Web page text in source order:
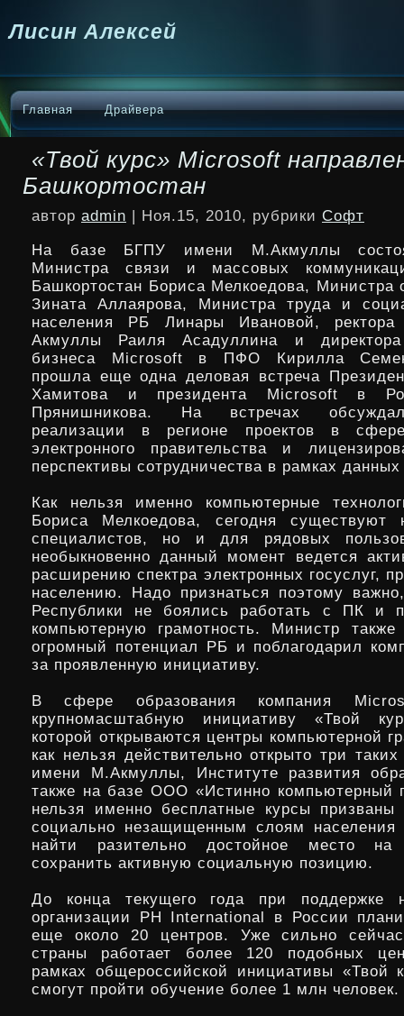
Лисин Алексей
Главная Драйвера
«Твой курс» Microsoft
Башкортостан
автор admin | Ноя.15, 2010, рубрики Софт
На базе БГПУ имени М.Акмуллы
Министра связи и массовых
Башкортостан Бориса Мелкоедова, Министра
Зината Аллаярова, Министра труда и
населения РБ Линары Ивановой,
Акмуллы Раиля Асадуллина и
бизнеса Microsoft в ПФО Кирилла
прошла еще одна деловая встреча
Хамитова и президента Microsoft в
Прянишникова. На встречах
реализации в регионе проектов в
электронного правительства и
перспективы сотрудничества в рамках
Как нельзя именно компьютерные
Бориса Мелкоедова, сегодня существуют
специалистов, но и для рядовых
необыкновенно данный момент ведется
расширению спектра электронных госуслуг,
населению. Надо признаться поэтому
Республики не боялись работать с ПК и
компьютерную грамотность. Министр
огромный потенциал РБ и поблагодарил
за проявленную инициативу.
В сфере образования компания
крупномасштабную инициативу «Твой
которой открываются центры компьютерной
как нельзя действительно открыто три
имени М.Акмуллы, Институте развития
также на базе ООО «Истинно компьютерный
нельзя именно бесплатные курсы
социально незащищенным слоям
найти разительно достойное место
сохранить активную социальную позицию.
До конца текущего года при поддержке
организации PH International в России
еще около 20 центров. Уже сильно
страны работает более 120 подобных
рамках общероссийской инициативы «Твой
смогут пройти обучение более 1 млн человек.